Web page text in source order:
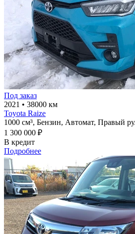
Под заказ
2021 • 38000 км
Toyota Raize
1000 см³, Бензин, Автомат, Правый
1 300 000 ₽
В кредит
Подробнее